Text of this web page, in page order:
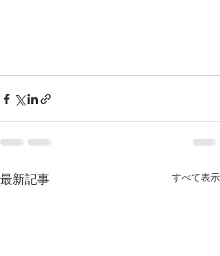
最新記事 すべて表示